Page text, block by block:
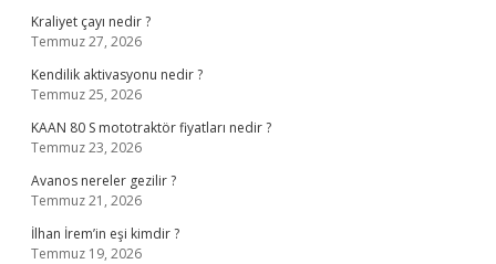
Kraliyet çayı nedir ?
Temmuz 27, 2026
Kendilik aktivasyonu nedir ?
Temmuz 25, 2026
KAAN 80 S mototraktör fiyatları nedir ?
Temmuz 23, 2026
Avanos nereler gezilir ?
Temmuz 21, 2026
İlhan İrem’in eşi kimdir ?
Temmuz 19, 2026